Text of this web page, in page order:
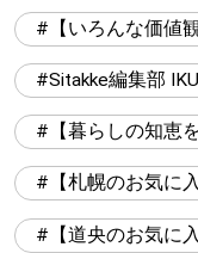
【いろんな価値
Sitakke編集部 IKU
【暮らしの知恵
【札幌のお気に
【道央のお気に